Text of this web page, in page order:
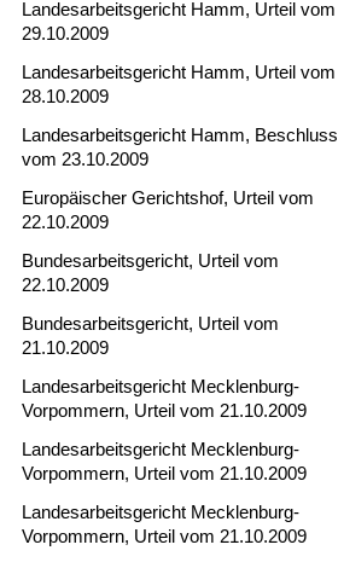
Landesarbeitsgericht Hamm, Urteil vom
29.10.2009
Landesarbeitsgericht Hamm, Urteil vom
28.10.2009
Landesarbeitsgericht Hamm, Beschluss
vom 23.10.2009
Europäischer Gerichtshof, Urteil vom
22.10.2009
Bundesarbeitsgericht, Urteil vom
22.10.2009
Bundesarbeitsgericht, Urteil vom
21.10.2009
Landesarbeitsgericht Mecklenburg-
Vorpommern, Urteil vom 21.10.2009
Landesarbeitsgericht Mecklenburg-
Vorpommern, Urteil vom 21.10.2009
Landesarbeitsgericht Mecklenburg-
Vorpommern, Urteil vom 21.10.2009